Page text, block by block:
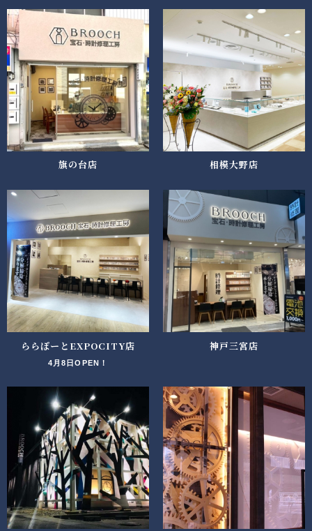
旗の台店 相模大野店
ららぽーとEXPOCITY店
4月8日OPEN！
神戸三宮店